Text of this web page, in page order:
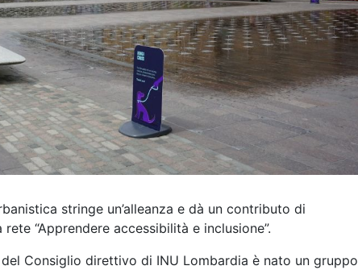
stringe un’alleanza e dà un contributo di
“Apprendere accessibilità e inclusione”.
Consiglio direttivo di INU Lombardia è nato un gruppo